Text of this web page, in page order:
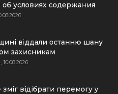
об условиях содержания
віддали останню шану
захисникам
10.08.2026
відібрати перемогу у